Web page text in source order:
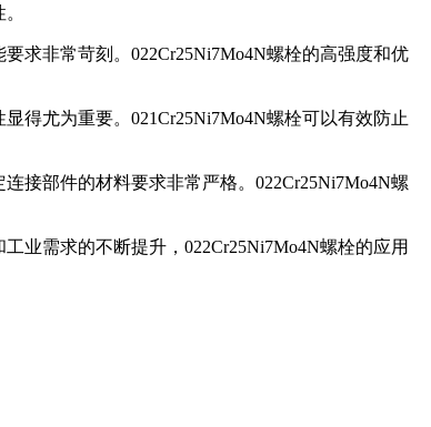
求非常苛刻。022Cr25Ni7Mo4N螺栓的高强度和优
得尤为重要。021Cr25Ni7Mo4N螺栓可以有效防止
接部件的材料要求非常严格。022Cr25Ni7Mo4N螺
业需求的不断提升，022Cr25Ni7Mo4N螺栓的应用